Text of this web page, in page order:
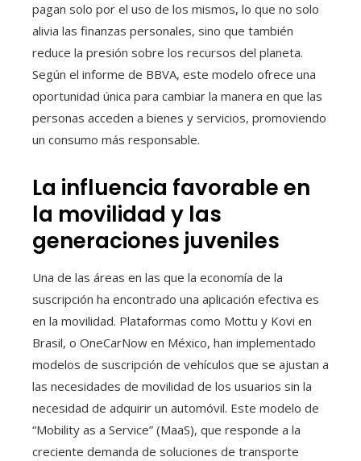
pagan solo por el uso de los mismos, lo que no solo
alivia las finanzas personales, sino que también
reduce la presión sobre los recursos del planeta.
Según el informe de BBVA, este modelo ofrece una
oportunidad única para cambiar la manera en que las
personas acceden a bienes y servicios, promoviendo
un consumo más responsable.
La influencia favorable en
la movilidad y las
generaciones juveniles
Una de las áreas en las que la economía de la
suscripción ha encontrado una aplicación efectiva es
en la movilidad. Plataformas como Mottu y Kovi en
Brasil, o OneCarNow en México, han implementado
modelos de suscripción de vehículos que se ajustan a
las necesidades de movilidad de los usuarios sin la
necesidad de adquirir un automóvil. Este modelo de
“Mobility as a Service” (MaaS), que responde a la
creciente demanda de soluciones de transporte